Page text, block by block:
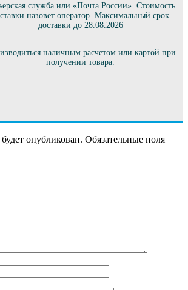
служба или «Почта России». Стоимость
назовет оператор. Максимальный срок
доставки до 28.08.2026
наличным расчетом или картой при
получении товара.
опубликован. Обязательные поля